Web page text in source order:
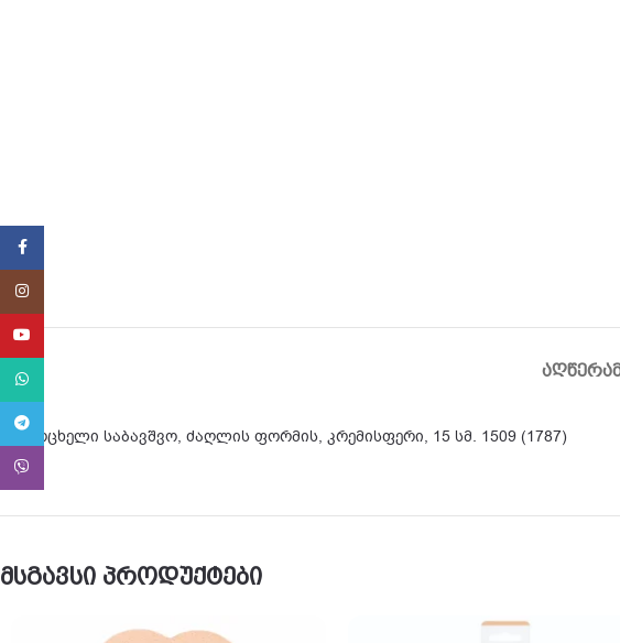
ᲐᲦᲬᲔᲠᲐ
სავარცხელი საბავშვო, ძაღლის ფორმის, კრემისფერი, 15 სმ. 1509 (1787)
მსგავსი პროდუქტები
YouTube